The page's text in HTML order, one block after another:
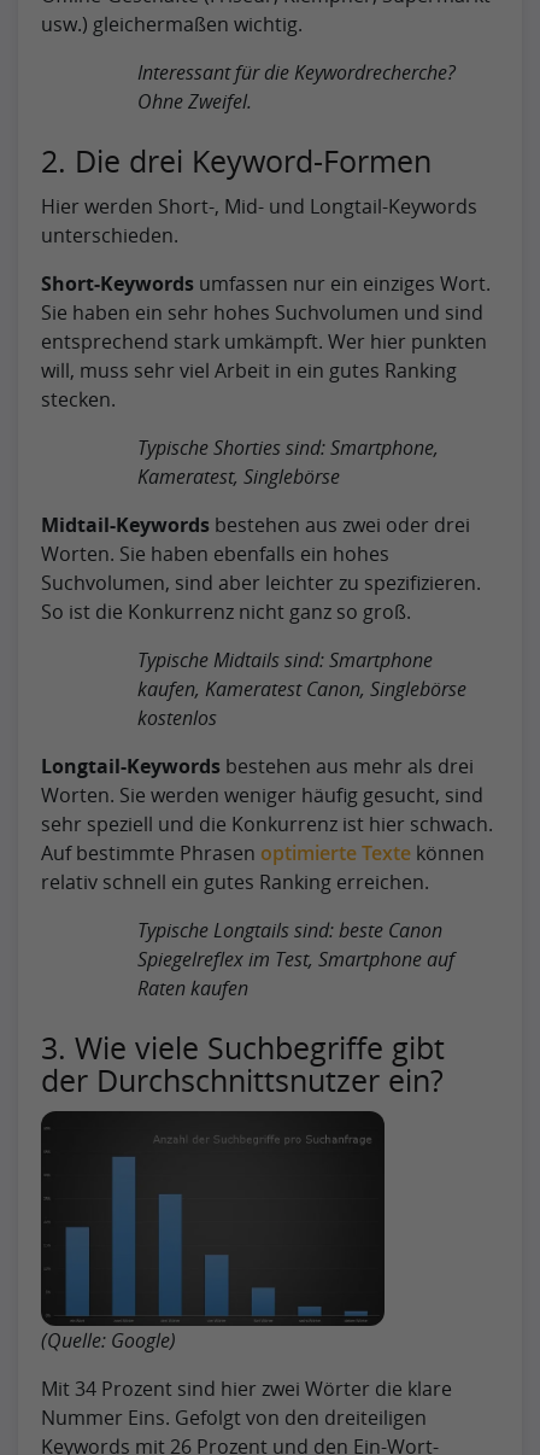
usw.) gleichermaßen wichtig.
Interessant für die Keywordrecherche?
Ohne Zweifel.
2. Die drei Keyword-Formen
Hier werden Short-, Mid- und Longtail-Keywords
unterschieden.
Short-Keywords umfassen nur ein einziges Wort.
Sie haben ein sehr hohes Suchvolumen und sind
entsprechend stark umkämpft. Wer hier punkten
will, muss sehr viel Arbeit in ein gutes Ranking
stecken.
Typische Shorties sind: Smartphone,
Kameratest, Singlebörse
Midtail-Keywords bestehen aus zwei oder drei
Worten. Sie haben ebenfalls ein hohes
Suchvolumen, sind aber leichter zu spezifizieren.
So ist die Konkurrenz nicht ganz so groß.
Typische Midtails sind: Smartphone
kaufen, Kameratest Canon, Singlebörse
kostenlos
Longtail-Keywords bestehen aus mehr als drei
Worten. Sie werden weniger häufig gesucht, sind
sehr speziell und die Konkurrenz ist hier schwach.
Auf bestimmte Phrasen optimierte Texte können
relativ schnell ein gutes Ranking erreichen.
Typische Longtails sind: beste Canon
Spiegelreflex im Test, Smartphone auf
Raten kaufen
3. Wie viele Suchbegriffe gibt
der Durchschnittsnutzer ein?
(Quelle: Google)
Mit 34 Prozent sind hier zwei Wörter die klare
Nummer Eins. Gefolgt von den dreiteiligen
Keywords mit 26 Prozent und den Ein-Wort-